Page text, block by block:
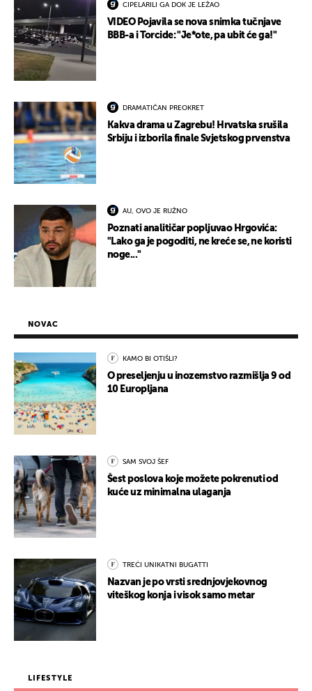
CIPELARILI GA DOK JE LEŽAO
VIDEO Pojavila se nova snimka tučnjave
BBB-a i Torcide: "Je*ote, pa ubit će ga!"
DRAMATIČAN PREOKRET
Kakva drama u Zagrebu! Hrvatska srušila
Srbiju i izborila finale Svjetskog prvenstva
AU, OVO JE RUŽNO
Poznati analitičar popljuvao Hrgovića:
"Lako ga je pogoditi, ne kreće se, ne koristi
noge..."
NOVAC
KAMO BI OTIŠLI?
O preseljenju u inozemstvo razmišlja 9 od
10 Europljana
SAM SVOJ ŠEF
Šest poslova koje možete pokrenuti od
kuće uz minimalna ulaganja
TREĆI UNIKATNI BUGATTI
Nazvan je po vrsti srednjovjekovnog
viteškog konja i visok samo metar
LIFESTYLE